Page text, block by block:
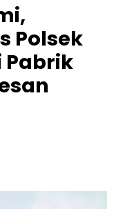
Polsek
Pabrik